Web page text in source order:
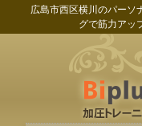
広島市西区横川のパーソ
グで筋力アッ